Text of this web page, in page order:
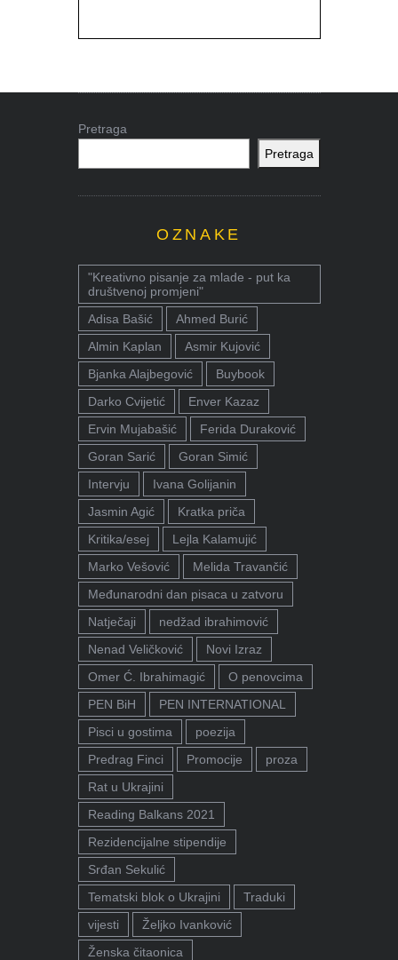
Pretraga
Pretraga
OZNAKE
"Kreativno pisanje za mlade - put ka
društvenoj promjeni"
Adisa Bašić
Ahmed Burić
Almin Kaplan
Asmir Kujović
Bjanka Alajbegović
Buybook
Darko Cvijetić
Enver Kazaz
Ervin Mujabašić
Ferida Duraković
Goran Sarić
Goran Simić
Intervju
Ivana Golijanin
Jasmin Agić
Kratka priča
Kritika/esej
Lejla Kalamujić
Marko Vešović
Melida Travančić
Međunarodni dan pisaca u zatvoru
Natječaji
nedžad ibrahimović
Nenad Veličković
Novi Izraz
Omer Ć. Ibrahimagić
O penovcima
PEN BiH
PEN INTERNATIONAL
Pisci u gostima
poezija
Predrag Finci
Promocije
proza
Rat u Ukrajini
Reading Balkans 2021
Rezidencijalne stipendije
Srđan Sekulić
Tematski blok o Ukrajini
Traduki
vijesti
Željko Ivanković
Ženska čitaonica